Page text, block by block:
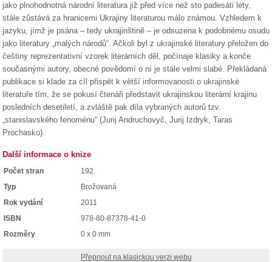
jako plnohodnotná národní literatura již před více než sto padesáti lety,
stále zůstává za hranicemi Ukrajiny literaturou málo známou. Vzhledem k
jazyku, jímž je psána – tedy ukrajinštině – je odsuzena k podobnému osudu
jako literatury „malých národů“. Ačkoli byl z ukrajinské literatury přeložen do
češtiny reprezentativní vzorek literárních děl, počínaje klasiky a konče
současnými autory, obecné povědomí o ní je stále velmi slabé. Překládaná
publikace si klade za cíl přispět k větší informovanosti o ukrajinské
literatuře tím, že se pokusí čtenáři představit ukrajinskou literární krajinu
posledních desetiletí, a zvláště pak díla vybraných autorů tzv.
„stanislavského fenoménu“ (Jurij Andruchovyč, Jurij Izdryk, Taras
Prochasko).
Další informace o knize
Počet stran
192
Typ
Brožovaná
Rok vydání
2011
ISBN
978-80-87378-41-0
Rozměry
0 x 0 mm
Přepnout na klasickou verzi webu